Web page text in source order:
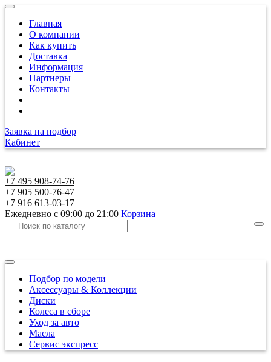
Главная
О компании
Как купить
Доставка
Информация
Партнеры
Контакты
Заявка на подбор
Кабинет
+7 495 908-74-76
+7 905 500-76-47
+7 916 613-03-17
Ежедневно с 09:00 до 21:00 Корзина
Подбор по модели
Аксессуары & Коллекции
Диски
Колеса в сборе
Уход за авто
Масла
Сервис экспресс